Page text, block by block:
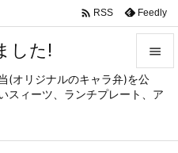
した!
(オリジナルのキャラ弁)を公
スィーツ、ランチプレート、ア


メニュ
サイド
 RSS Feedly